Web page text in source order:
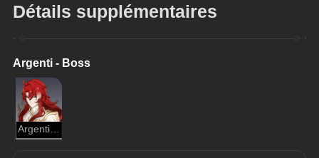
Détails supplémentaires
Argenti - Boss
Argenti - Boss